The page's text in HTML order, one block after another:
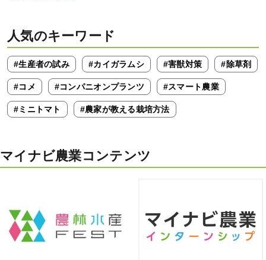
人気のキーワード
#生産者の試み #カイガラムシ #害獣対策 #除草剤
#コメ #コンパニオンプランツ #スマート農業
#ミニトマト #農家が教える栽培方法
マイナビ農業コンテンツ